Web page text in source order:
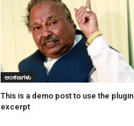
ಅಂಕಣಗಳು
This is a demo post to use the plugin
excerpt